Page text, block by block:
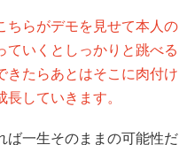
ちらがデモを見せて本人の
ていくとしっかりと跳べる
きたらあとはそこに肉付け
していきます。
ば一生そのままの可能性だ